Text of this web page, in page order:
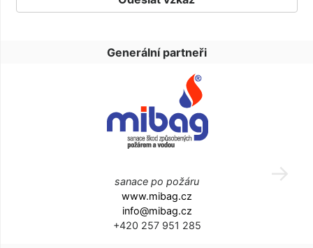
Generální partneři
sanace po požáru
www.mibag.cz
info@mibag.cz
+420 257 951 285